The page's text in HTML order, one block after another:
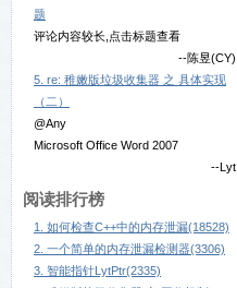
题
评论内容较长,点击标题查看
--陈昱(CY)
5. re: 稚嫩版垃圾收集器 之 具体实现
（二）
@Any
Microsoft Office Word 2007
--Lyt
阅读排行榜
1. 如何检查C++中的内存泄漏(18528)
2. 一个简单的内存泄漏检测器(3306)
3. 智能指针LytPtr(2335)